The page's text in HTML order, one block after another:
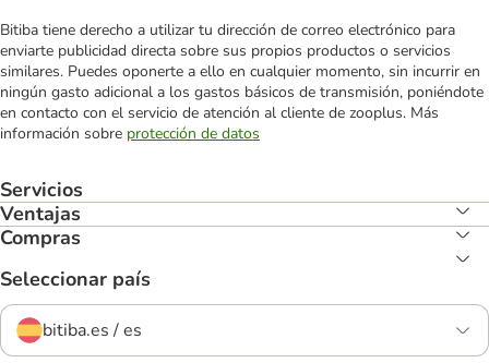
Bitiba tiene derecho a utilizar tu dirección de correo electrónico para
enviarte publicidad directa sobre sus propios productos o servicios
similares. Puedes oponerte a ello en cualquier momento, sin incurrir en
ningún gasto adicional a los gastos básicos de transmisión, poniéndote
en contacto con el servicio de atención al cliente de zooplus. Más
información sobre protección de datos
Servicios
Ventajas
Compras
Seleccionar país
bitiba.es / es